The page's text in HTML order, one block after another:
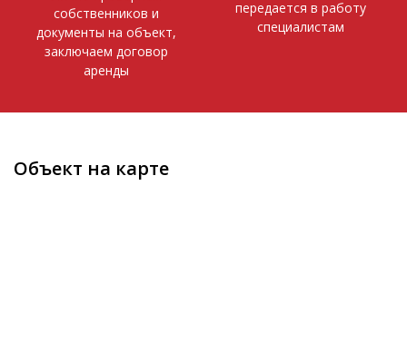
собственников и
документы на объект,
заключаем договор
аренды
передается в работу
специалистам
Объект на карте